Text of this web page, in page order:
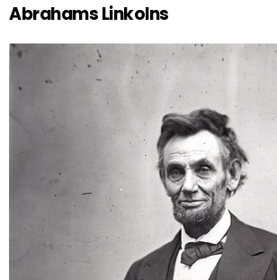
Abrahams Linkolns